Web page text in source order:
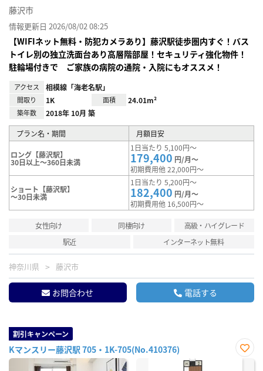
藤沢市
情報更新日 2026/08/02 08:25
【WIFIネット無料・防犯カメラあり】藤沢駅徒歩圏内すぐ！バス
トイレ別の独立洗面台あり高層階部屋！セキュリティ強化物件！
駐輪場付きで ご家族の病院の通院・入院にもオススメ！
アクセス 相模線「海老名駅」
間取り 1K 面積 24.01m²
築年数 2018年 10月 築
プラン名・期間 月額目安
ロング【藤沢駅】
30日以上～360日未満
1日当たり 5,100円～
179,400 円/月～
初期費用他 22,000円～
ショート【藤沢駅】
～30日未満
1日当たり 5,200円～
182,400 円/月～
初期費用他 16,500円～
女性向け 同棲向け
高級・ハイグレード
駅近
インターネット無料
神奈川県 藤沢市
お問合わせ 電話する
割引キャンペーン
Kマンスリー藤沢駅 705・1K-705(No.410376)
お気